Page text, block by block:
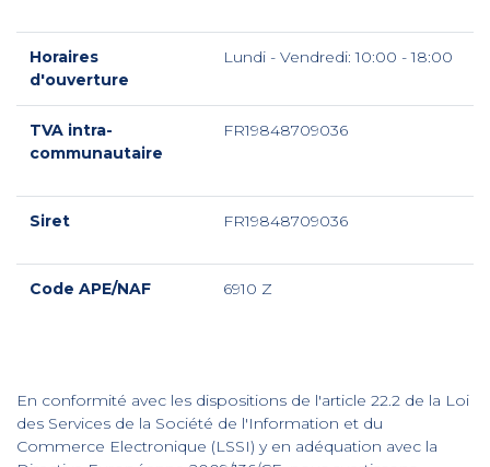
Horaires
d'ouverture
Lundi - Vendredi: 10:00 - 18:00
TVA intra-
communautaire
FR19848709036
Siret FR19848709036
Code APE/NAF 6910 Z
En conformité avec les dispositions de l'article 22.2 de la Loi
des Services de la Société de l'Information et du
Commerce Electronique (LSSI) y en adéquation avec la